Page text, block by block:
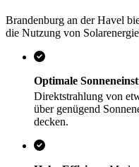
Brandenburg an der Havel
die Nutzung von
Optimale
Direktstrahlung von
über genügend
decken.